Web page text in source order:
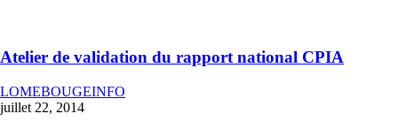
Atelier de validation du rapport national CPIA
LOMEBOUGEINFO
juillet 22, 2014